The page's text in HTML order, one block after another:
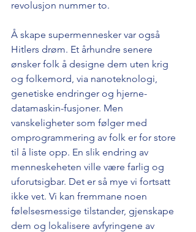
revolusjon nummer to.
Å skape supermennesker var også
Hitlers drøm. Et århundre senere
ønsker folk å designe dem uten krig
og folkemord, via nanoteknologi,
genetiske endringer og hjerne-
datamaskin-fusjoner. Men
vanskeligheter som følger med
omprogrammering av folk er for store
til å liste opp. En slik endring av
menneskeheten ville være farlig og
uforutsigbar. Det er så mye vi fortsatt
ikke vet. Vi kan fremmane noen
følelsesmessige tilstander, gjenskape
dem og lokalisere avfyringene av